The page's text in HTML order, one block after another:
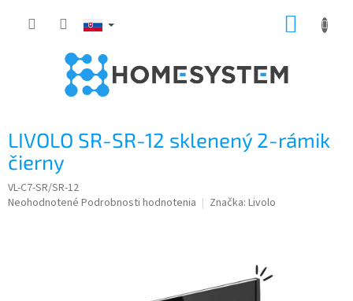
LIVOLO SR-SR-12 sklenený 2-rámik
čierny
VL-C7-SR/SR-12
Priemerné
Neohodnotené Podrobnosti hodnotenia Značka: Livolo